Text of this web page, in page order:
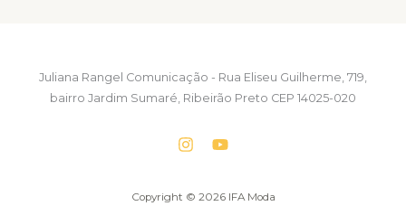
Juliana Rangel Comunicação - Rua Eliseu Guilherme, 719,
bairro Jardim Sumaré, Ribeirão Preto CEP 14025-020
Copyright © 2026 IFA Moda